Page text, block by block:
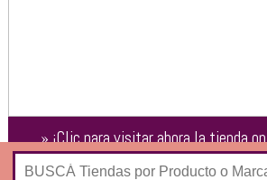
»¡Clic para visitar ahora la tienda
Materiales de